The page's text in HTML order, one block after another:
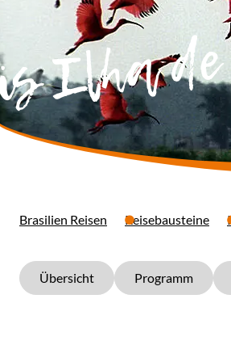
Ilha
Brasilien Reisen Reisebausteine
Übersicht Programm